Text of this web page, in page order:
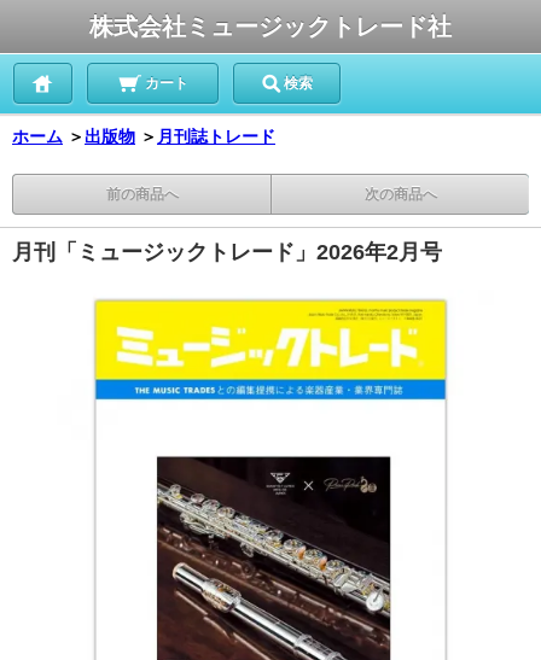
株式会社ミュージックトレード社
カート 検索
ホーム ＞ 出版物 ＞ 月刊誌トレード
前の商品へ 次の商品へ
月刊「ミュージックトレード」2026年2月号